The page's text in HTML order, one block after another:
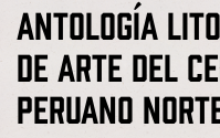
Antología
de Arte del
Peruano